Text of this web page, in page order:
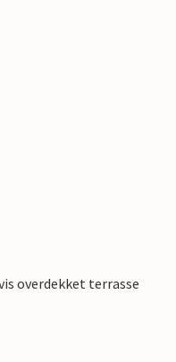
overdekket terrasse